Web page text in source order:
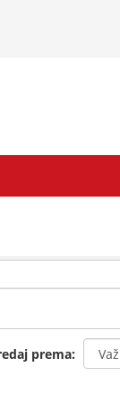
prema